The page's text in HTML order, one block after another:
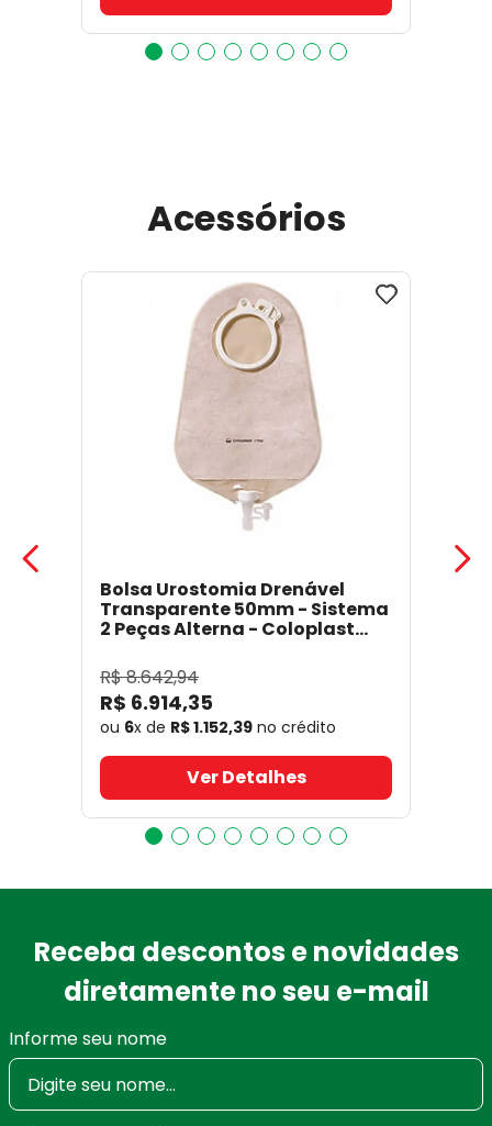
Acessórios
Bolsa Urostomia Drenável
Transparente 50mm - Sistema
2 Peças Alterna - Coloplast
R$8.642,94
R$ 6.914,35
ou 6x de R$1.152,39 no crédito
Ver Detalhes
Receba descontos e novidades
diretamente no seu e-mail
Informe seu nome